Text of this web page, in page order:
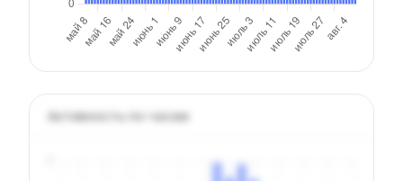
Активность по часам